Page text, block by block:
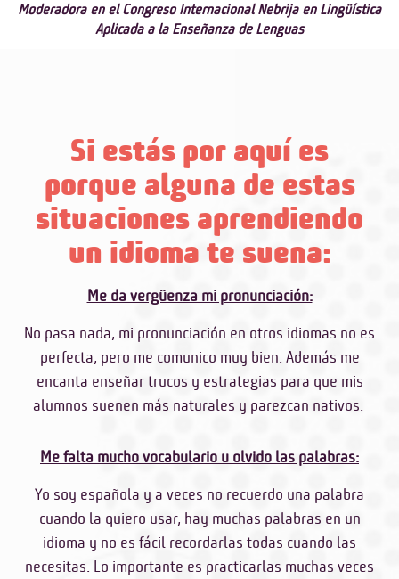
Moderadora en el Congreso Internacional Nebrija en Lingüística
Aplicada a la Enseñanza de Lenguas
Si estás por aquí es
porque alguna de estas
situaciones aprendiendo
un idioma te suena:
Me da vergüenza mi pronunciación:
No pasa nada, mi pronunciación en otros idiomas no es
perfecta, pero me comunico muy bien. Además me
encanta enseñar trucos y estrategias para que mis
alumnos suenen más naturales y parezcan nativos.
Me falta mucho vocabulario u olvido las palabras:
Yo soy española y a veces no recuerdo una palabra
cuando la quiero usar, hay muchas palabras en un
idioma y no es fácil recordarlas todas cuando las
necesitas. Lo importante es practicarlas muchas veces